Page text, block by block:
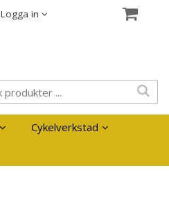
Logga in
Cykelverkstad